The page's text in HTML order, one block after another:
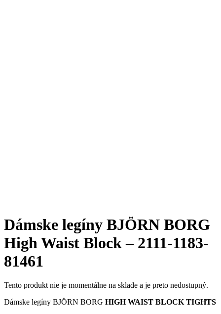
Dámske legíny BJÖRN BORG
High Waist Block – 2111-1183-
81461
Tento produkt nie je momentálne na sklade a je preto nedostupný.
Dámske legíny BJÖRN BORG HIGH WAIST BLOCK TIGHTS